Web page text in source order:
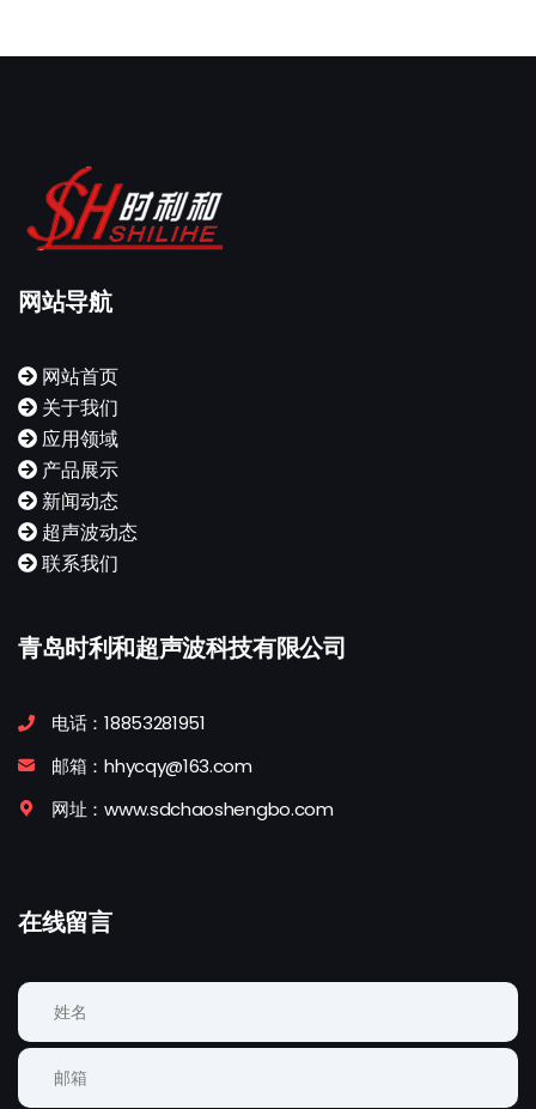
网站导航
网站首页
关于我们
应用领域
产品展示
新闻动态
超声波动态
联系我们
青岛时利和超声波科技有限公司
电话：18853281951
邮箱：hhycqy@163.com
网址：www.sdchaoshengbo.com
在线留言